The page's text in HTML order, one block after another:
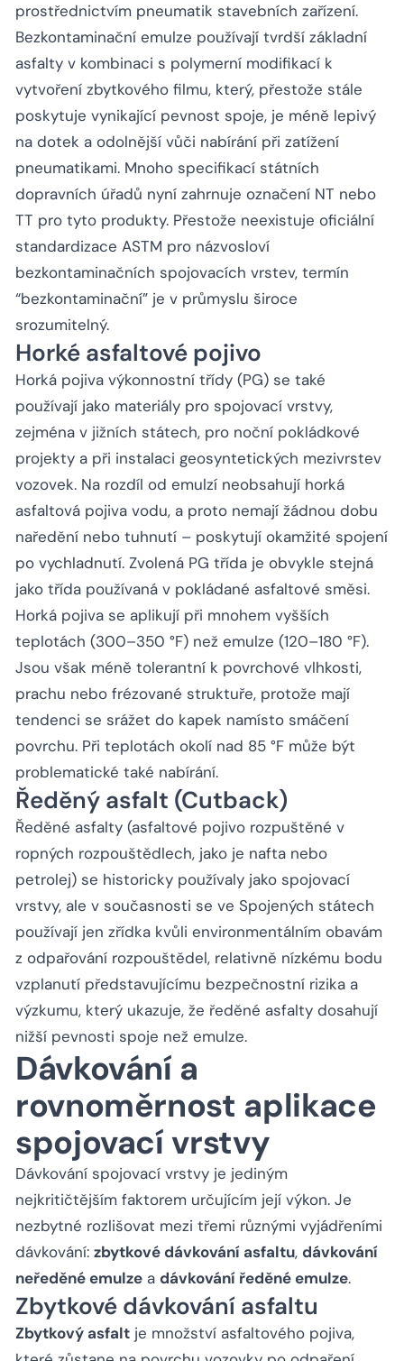
prostřednictvím pneumatik stavebních zařízení.
Bezkontaminační emulze používají tvrdší základní
asfalty v kombinaci s polymerní modifikací k
vytvoření zbytkového filmu, který, přestože stále
poskytuje vynikající pevnost spoje, je méně lepivý
na dotek a odolnější vůči nabírání při zatížení
pneumatikami. Mnoho specifikací státních
dopravních úřadů nyní zahrnuje označení NT nebo
TT pro tyto produkty. Přestože neexistuje oficiální
standardizace ASTM pro názvosloví
bezkontaminačních spojovacích vrstev, termín
“bezkontaminační” je v průmyslu široce
srozumitelný.
Horké asfaltové pojivo
Horká pojiva výkonnostní třídy (PG) se také
používají jako materiály pro spojovací vrstvy,
zejména v jižních státech, pro noční pokládkové
projekty a při instalaci geosyntetických mezivrstev
vozovek. Na rozdíl od emulzí neobsahují horká
asfaltová pojiva vodu, a proto nemají žádnou dobu
naředění nebo tuhnutí – poskytují okamžité spojení
po vychladnutí. Zvolená PG třída je obvykle stejná
jako třída používaná v pokládané asfaltové směsi.
Horká pojiva se aplikují při mnohem vyšších
teplotách (300–350 °F) než emulze (120–180 °F).
Jsou však méně tolerantní k povrchové vlhkosti,
prachu nebo frézované struktuře, protože mají
tendenci se srážet do kapek namísto smáčení
povrchu. Při teplotách okolí nad 85 °F může být
problematické také nabírání.
Ředěný asfalt (Cutback)
Ředěné asfalty (asfaltové pojivo rozpuštěné v
ropných rozpouštědlech, jako je nafta nebo
petrolej) se historicky používaly jako spojovací
vrstvy, ale v současnosti se ve Spojených státech
používají jen zřídka kvůli environmentálním obavám
z odpařování rozpouštědel, relativně nízkému bodu
vzplanutí představujícímu bezpečnostní rizika a
výzkumu, který ukazuje, že ředěné asfalty dosahují
nižší pevnosti spoje než emulze.
Dávkování a
rovnoměrnost aplikace
spojovací vrstvy
Dávkování spojovací vrstvy je jediným
nejkritičtějším faktorem určujícím její výkon. Je
nezbytné rozlišovat mezi třemi různými vyjádřeními
dávkování: zbytkové dávkování asfaltu, dávkování
neředěné emulze a dávkování ředěné emulze.
Zbytkové dávkování asfaltu
Zbytkový asfalt je množství asfaltového pojiva,